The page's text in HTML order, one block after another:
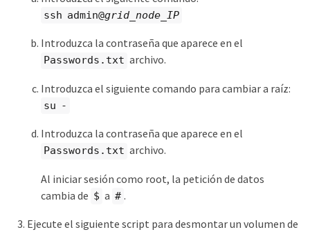
ssh admin@grid_node_IP
Introduzca la contraseña que aparece en el
Passwords.txt archivo.
Introduzca el siguiente comando para cambiar a raíz:
su -
Introduzca la contraseña que aparece en el
Passwords.txt archivo.
Al iniciar sesión como root, la petición de datos
cambia de $ a # .
Ejecute el siguiente script para desmontar un volumen de